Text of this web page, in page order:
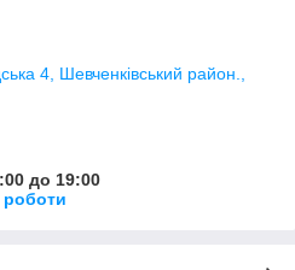
4, Шевченківський район.,
до 19:00
роботи